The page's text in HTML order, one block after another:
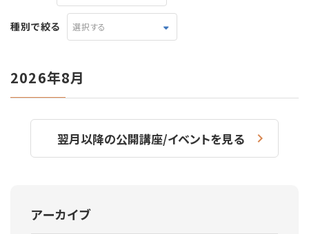
種別で絞る 選択する
2026年8月
翌月以降の公開講座/イベントを見る
アーカイブ